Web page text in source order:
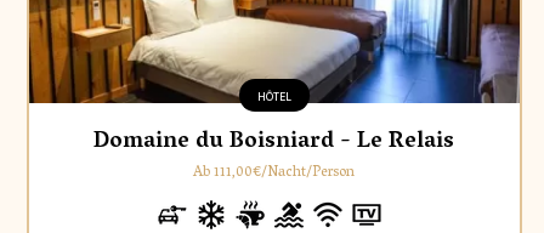
HÔTEL
Domaine du Boisniard - Le Relais
Ab 111,00€/Nacht/Person